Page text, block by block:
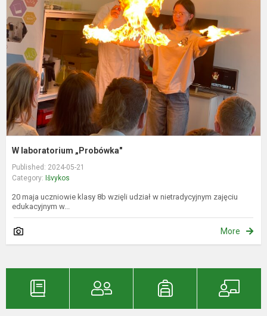
W laboratorium „Probówka"
Published: 2024-05-21
Category: Išvykos
20 maja uczniowie klasy 8b wzięli udział w nietradycyjnym zajęciu
edukacyjnym w...
More